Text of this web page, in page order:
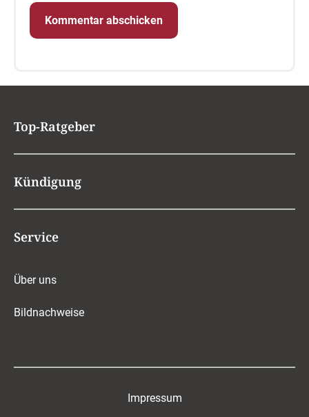
Top-Ratgeber
Kündigung
Service
Über uns
Bildnachweise
Impressum